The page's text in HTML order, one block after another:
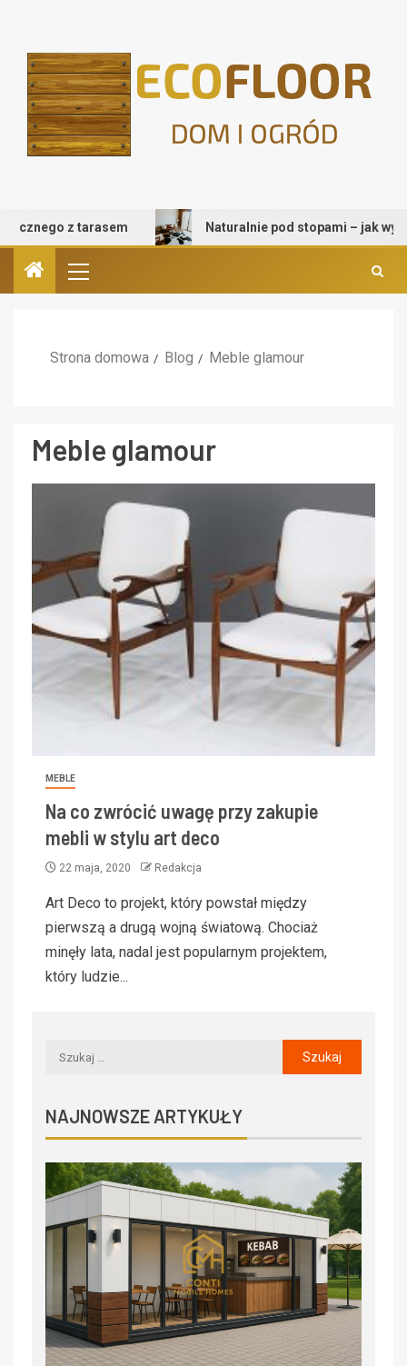
z tarasem Naturalnie pod stopami – jak wybrać
Strona domowa Blog Meble glamour
Meble glamour
MEBLE
Na co zwrócić uwagę przy zakupie
mebli w stylu art deco
22 maja, 2020 Redakcja
Art Deco to projekt, który powstał między
pierwszą a drugą wojną światową. Chociaż
minęły lata, nadal jest popularnym projektem,
który ludzie...
NAJNOWSZE ARTYKUŁY